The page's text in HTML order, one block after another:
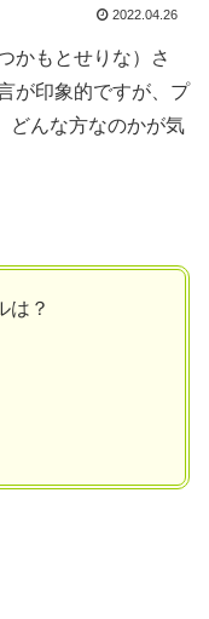
2022.04.26
かもとせりな）さ
が印象的ですが、プ
どんな方なのかが気
は？